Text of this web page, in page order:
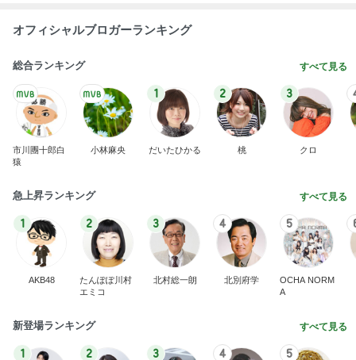
オフィシャルブロガーランキング
総合ランキング すべて見る
市川團十郎白
猿
小林麻央
1
だいたひかる
2
桃
3
クロ
急上昇ランキング すべて見る
1
AKB48
2
たんぽぽ川村
エミコ
3
北村総一朗
4
北別府学
5
OCHA NORM
A
新登場ランキング すべて見る
1 2 3 4 5